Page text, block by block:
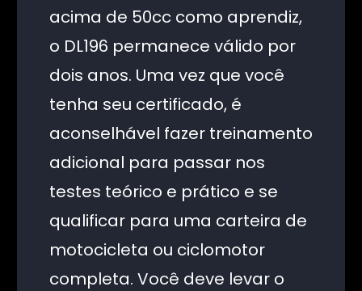
acima de 50cc como aprendiz,
o DL196 permanece válido por
dois anos. Uma vez que você
tenha seu certificado, é
aconselhável fazer treinamento
adicional para passar nos
testes teórico e prático e se
qualificar para uma carteira de
motocicleta ou ciclomotor
completa. Você deve levar o